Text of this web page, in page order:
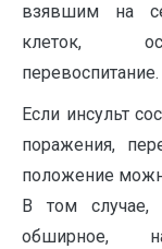
взявшим на
клеток,
перевоспитание.
Если инсульт
поражения,
положение
В том случае,
обширное,